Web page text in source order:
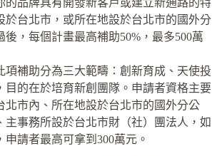
的品牌具有開發新客戶或建立新通路的特
於台北市，或所在地設於台北市的國外分
後，每個計畫最高補助50%，最多500萬
項補助分為三大範疇：創新育成、天使投
目的在於培育新創團隊。申請者資格主要
北市內、所在地設於台北市的國外分公
主事務所設於台北市財（社）團法人，如
申請者最高可拿到300萬元。